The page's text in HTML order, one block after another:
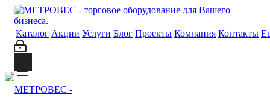
Каталог Акции Услуги Блог Проекты Компания Контакты